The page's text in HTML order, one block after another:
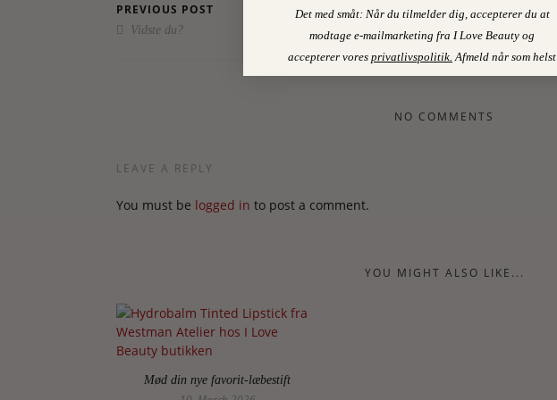
PREVIOUS POST
Vidste du?
NO COMMENTS
LEAVE A REPLY
You must be logged in to post a comment.
YOU MIGHT ALSO LIKE...
Mød din nye favorit-læbestift
Det med småt: Når du tilmelder dig, accepterer du at
modtage e-mailmarketing fra I Love Beauty og
accepterer vores privatlivspolitik Afmeld når som helst